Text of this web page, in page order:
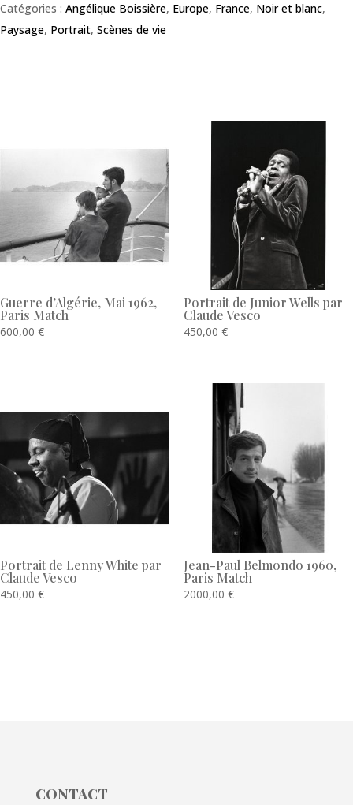
Catégories : Angélique Boissière, Europe, France, Noir et blanc,
Paysage, Portrait, Scènes de vie
Guerre d’Algérie, Mai 1962,
Paris Match
600,00 €
Portrait de Junior Wells par
Claude Vesco
450,00 €
Portrait de Lenny White par
Claude Vesco
450,00 €
Jean-Paul Belmondo 1960,
Paris Match
2000,00 €
CONTACT